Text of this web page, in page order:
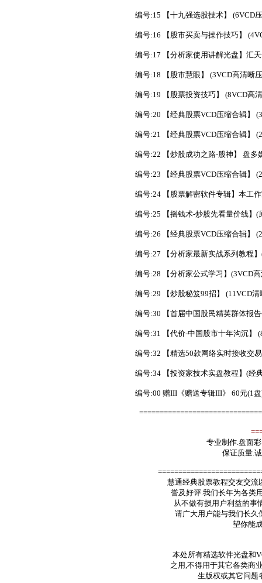
编号:15 【十九强选股技术】 (6VCD
编号:16 【股市买卖与操作技巧】
编号:17 【分析家使用讲解光盘】汇
编号:18 【股市慧眼】 (3VCD高清晰
编号:19 【股票投资技巧】 (8VCD高
编号:20 【经典股票VCD压缩合辑】
编号:21 【经典股票VCD压缩合辑】
编号:22 【炒股成功之路-股神】 盘多
编号:23 【经典股票VCD压缩合辑】
编号:24 【股票解密软件专辑】本工
编号:25 【摇钱术-炒股先看量价线】(
编号:26 【经典股票VCD压缩合辑】
编号:27 【分析家最新实战系列教程
编号:28 【分析家公式学习】(3VCD
编号:29 【炒股秘笈99招】 (11VCD
编号:30 【首届中国股民精英群体报
编号:31 【代价-中国股市十年沟沉】
编号:32 【精选50款网络实时接收交
编号:34 【投资家技术实盘教程】(经
编号:00 赠III《赠送专辑III》 60元(1
专业制作.盘面
保证质量.
慧通经典股票教程交友交流
誉及好评.我们长年为各类
从不做有损用户利益的事
请广大用户能与我们长久
望你能
本处所有精选软件光盘和
之用,不得用于其它各类商
生版权或其它问题